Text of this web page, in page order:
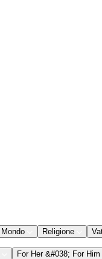
Mondo Religione
For Her &#038; For Him